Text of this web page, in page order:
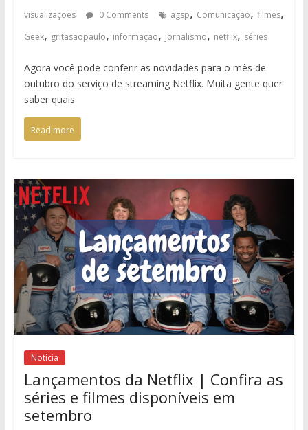
visualizações
0 Comments agsp, Comunicação, filmes,
Geek, gritasaopaulo, informaçao, jornalismo, netflix, séries
Agora você pode conferir as novidades para o mês de
outubro do serviço de streaming Netflix. Muita gente quer
saber quais
Read more
Notícia
Lançamentos da Netflix | Confira as
séries e filmes disponíveis em
setembro